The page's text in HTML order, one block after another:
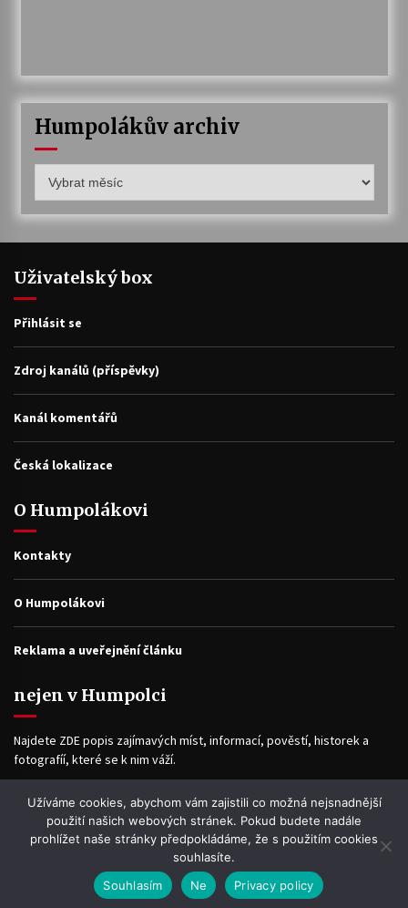
Humpolákův archiv
archiv
Uživatelský box
Přihlásit se
Zdroj kanálů (příspěvky)
Kanál komentářů
Česká lokalizace
O Humpolákovi
Kontakty
O Humpolákovi
Reklama a uveřejnění článku
nejen v Humpolci
Najdete ZDE popis zajímavých míst, informací, pověstí, historek a
fotografíí, které se k nim váží.
Facebook
Užíváme cookies, abychom vám zajistili co možná nejsnadnější
použití našich webových stránek. Pokud budete nadále
prohlížet naše stránky předpokládáme, že s použitím cookies
souhlasíte.
Souhlasím
Ne Privacy policy